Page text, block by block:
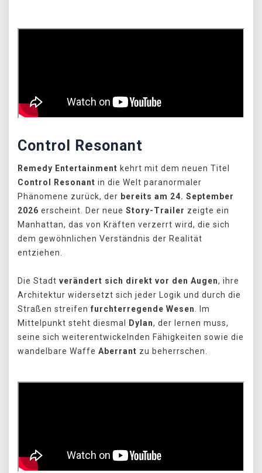
Control Resonant
Remedy Entertainment kehrt mit dem neuen Titel
Control Resonant in die Welt paranormaler
Phänomene zurück, der bereits am 24. September
2026 erscheint. Der neue Story-Trailer zeigte ein
Manhattan, das von Kräften verzerrt wird, die sich
dem gewöhnlichen Verständnis der Realität
entziehen.
Die Stadt verändert sich direkt vor den Augen, ihre
Architektur widersetzt sich jeder Logik und durch die
Straßen streifen furchterregende Wesen
. Im
Mittelpunkt steht diesmal
Dylan, der lernen muss,
seine sich weiterentwickelnden Fähigkeiten sowie die
wandelbare Waffe Aberrant zu beherrschen.